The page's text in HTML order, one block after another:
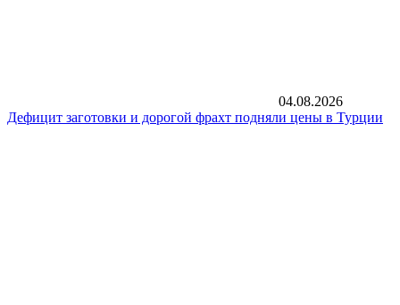
04.08.2026
Дефицит заготовки и дорогой фрахт подняли цены в Турции